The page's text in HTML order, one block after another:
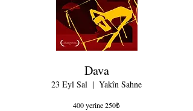
Dava
23 Eyl Sal
  |
Yakîn Sahne
400 yerine 250₺